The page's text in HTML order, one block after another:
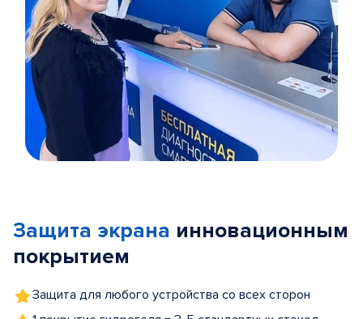
5
Защита экрана инновационным
покрытием
Защита для любого устройства со всех сторон